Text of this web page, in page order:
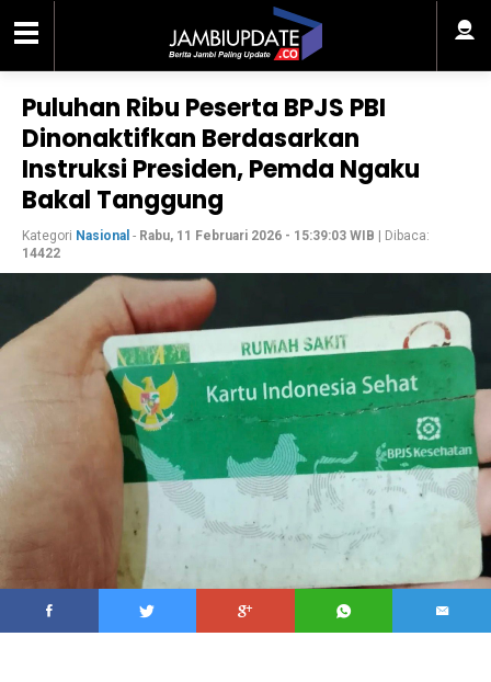
Puluhan Ribu Peserta BPJS PBI
Dinonaktifkan Berdasarkan
Instruksi Presiden, Pemda Ngaku
Bakal Tanggung
Kategori Nasional - Rabu, 11 Februari 2026 - 15:39:03 WIB | Dibaca:
14422